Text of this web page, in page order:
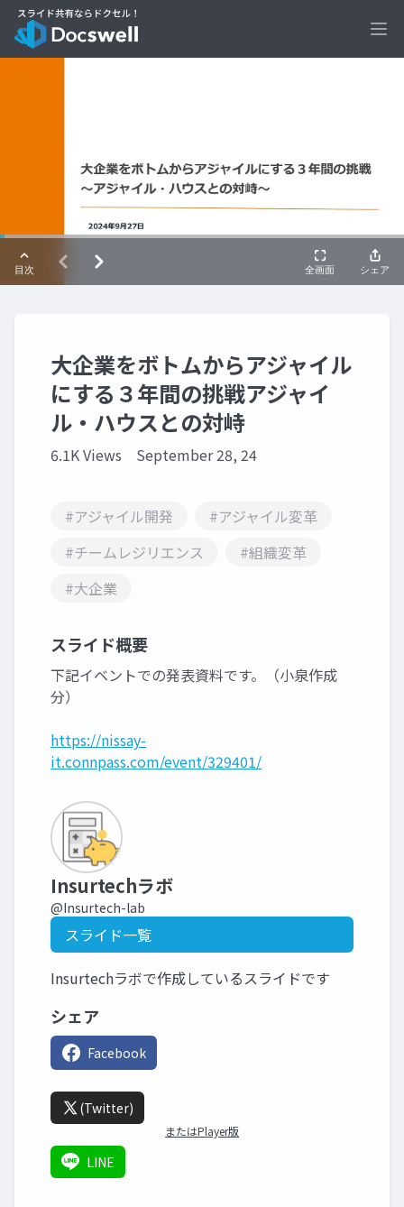
大企業をボトムからアジャイル
にする３年間の挑戦アジャイ
ル・ハウスとの対峙
6.1K Views September 28, 24
#アジャイル開発
#アジャイル変革
#チームレジリエンス
#組織変革
#大企業
スライド概要
下記イベントでの発表資料です。（小泉作成
分）
https://nissay-
it.connpass.com/event/329401/
Insurtechラボ
@Insurtech-lab
スライド一覧
Insurtechラボで作成しているスライドです
シェア
Facebook
(Twitter)
またはPlayer版
LINE